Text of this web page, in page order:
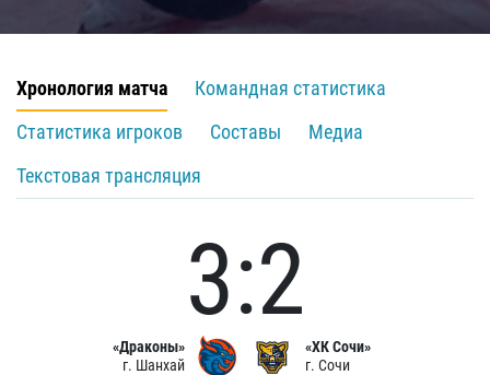
Хронология матча
Командная статистика
Статистика игроков
Составы
Медиа
Текстовая трансляция
«Драконы»
г. Шанхай
3:2
«ХК Сочи»
г. Сочи